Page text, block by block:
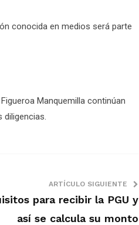
conocida en medios será parte
Manquemilla continúan
diligencias.
ARTÍCULO SIGUIENTE
para recibir la PGU y
así se calcula su monto